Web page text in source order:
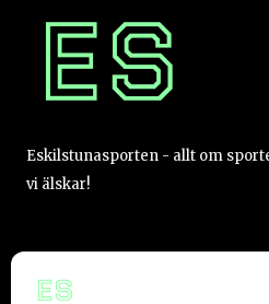
Eskilstunasporten - allt om
vi älskar!